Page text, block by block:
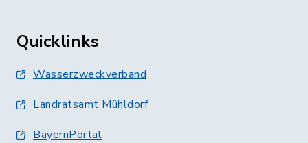
Quicklinks
Wasserzweckverband
Landratsamt Mühldorf
BayernPortal